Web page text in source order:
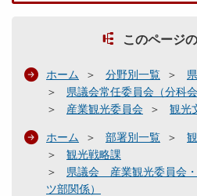
このページ
ホーム 分野別一覧
県議会常任委員会（分科
産業観光委員会
観光
ホーム 部署別一覧
観光戦略課
県議会 産業観光委員会
ツ部関係）